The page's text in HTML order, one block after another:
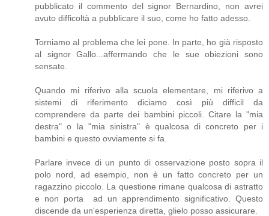
pubblicato il commento del signor Bernardino, non avrei
avuto difficoltà a pubblicare il suo, come ho fatto adesso.
Torniamo al problema che lei pone. In parte, ho già risposto
al signor Gallo...affermando che le sue obiezioni sono
sensate.
Quando mi riferivo alla scuola elementare, mi riferivo a
sistemi di riferimento diciamo così più difficil da
comprendere da parte dei bambini piccoli. Citare la "mia
destra" o la "mia sinistra" è qualcosa di concreto per i
bambini e questo ovviamente si fa.
Parlare invece di un punto di osservazione posto sopra il
polo nord, ad esempio, non è un fatto concreto per un
ragazzino piccolo. La questione rimane qualcosa di astratto
e non porta ad un apprendimento significativo. Questo
discende da un'esperienza diretta, glielo posso assicurare.